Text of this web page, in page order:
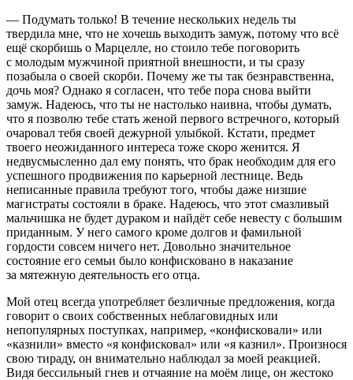
— Подумать только! В течение нескольких недель ты
твердила мне, что не хочешь выходить замуж, потому что всё
ещё скорбишь о Марцелле, но стоило тебе поговорить
с молодым мужчиной приятной внешности, и ты сразу
позабыла о своей скорби. Почему же ты так безнравственна,
дочь моя? Однако я согласен, что тебе пора снова выйти
замуж. Надеюсь, что ты не настолько наивна, чтобы думать,
что я позволю тебе стать женой первого встречного, который
очаровал тебя своей дежурной улыбкой. Кстати, предмет
твоего неожиданного интереса тоже скоро женится. Я
недвусмысленно дал ему понять, что брак необходим для его
успешного продвижения по карьерной лестнице. Ведь
неписанные правила требуют того, чтобы даже низшие
магистраты состояли в браке. Надеюсь, что этот смазливый
мальчишка не будет дураком и найдёт себе невесту с большим
приданным. У него самого кроме долгов и фамильной
гордости совсем ничего нет. Довольно значительное
состояние его семьи было конфисковано в наказание
за мятежную деятельность его отца.
Мой отец всегда употребляет безличные предложения, когда
говорит о своих собственных неблаговидных или
непопулярных поступках, например, «конфисковали» или
«казнили» вместо «я конфисковал» или «я казнил». Произнося
свою тираду, он внимательно наблюдал за моей реакцией.
Видя бессильный гнев и отчаяние на моём лице, он жестоко